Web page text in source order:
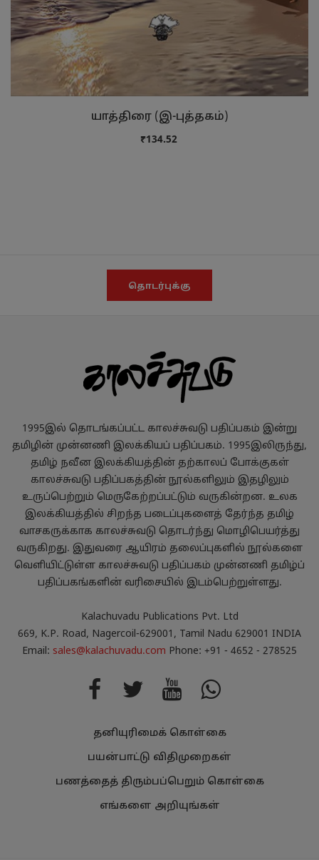
யாத்திரை (இ-புத்தகம்)
₹134.52
தொடர்புக்கு
1995இல் தொடங்கப்பட்ட காலச்சுவடு பதிப்பகம் இன்று
தமிழின் முன்னணி இலக்கியப் பதிப்பகம். 1995இலிருந்து,
தமிழ் நவீன இலக்கியத்தின் தற்காலப் போக்குகள்
காலச்சுவடு பதிப்பகத்தின் நூல்களிலும் இதழிலும்
உருப்பெற்றும் மெருகேற்றப்பட்டும் வருகின்றன. உலக
இலக்கியத்தில் சிறந்த படைப்புகளைத் தேர்ந்த தமிழ்
வாசகருக்காக காலச்சுவடு தொடர்ந்து மொழிபெயர்த்து
வருகிறது. இதுவரை ஆயிரம் தலைப்புகளில் நூல்களை
வெளியிட்டுள்ள காலச்சுவடு பதிப்பகம் முன்னணி தமிழ்ப்
பதிப்பகங்களின் வரிசையில் இடம்பெற்றுள்ளது.
Kalachuvadu Publications Pvt. Ltd
669, K.P. Road, Nagercoil-629001, Tamil Nadu 629001 INDIA
Email: sales@kalachuvadu.com Phone: +91 - 4652 - 278525
தனியுரிமைக் கொள்கை
பயன்பாட்டு விதிமுறைகள்
பணத்தைத் திரும்பப்பெறும் கொள்கை
எங்களை அறியுங்கள்